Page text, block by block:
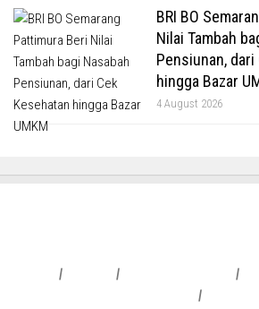
BRI BO
Nilai Tambah
Pensiunan,
hingga Bazar
4 August 2026
| | |
|